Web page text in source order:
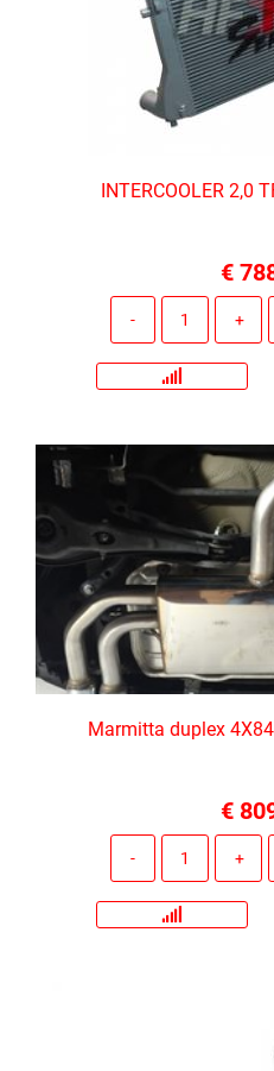
INTERCOOLER 2,0
€
Marmitta duplex
€